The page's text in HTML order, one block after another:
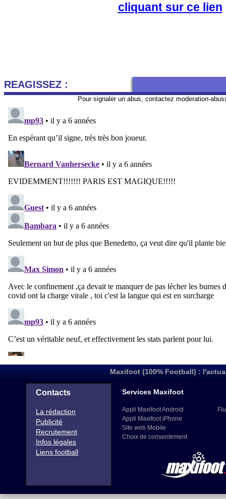
cliquant sur ce lien
REAGISSEZ :
Pour signaler un abus, contactez moderation-
Maxifoot (100% Football) :
Contacts
La rédaction
Publicité
Recrutement
Infos légales
Liens football
Services Maxifoot
Appli Maxifoot Android
Appli Maxifoot iPhone
Site web Mobile
Choix de consentement